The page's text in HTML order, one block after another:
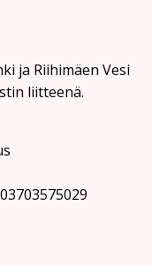
ja Riihimäen Vesi
liitteenä.